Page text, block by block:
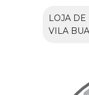
LOJA
VILA